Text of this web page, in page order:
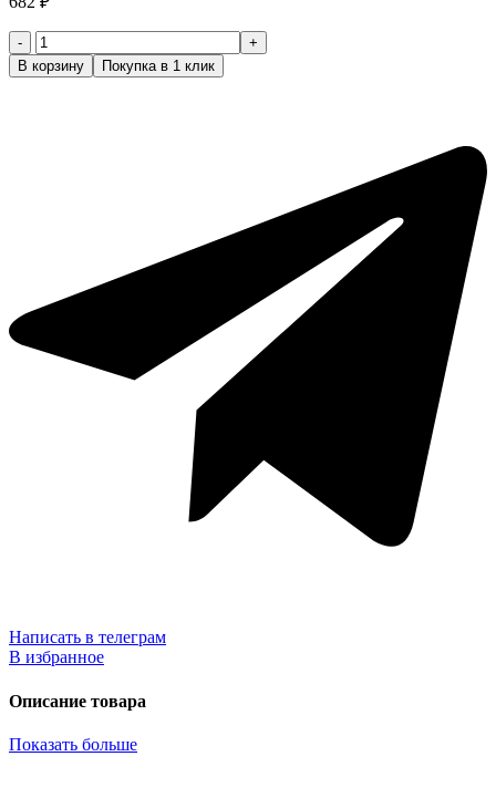
Количество
товара
Накидка
В корзину Покупка в 1 клик
Написать в телеграм
В избранное
Описание товара
Показать больше